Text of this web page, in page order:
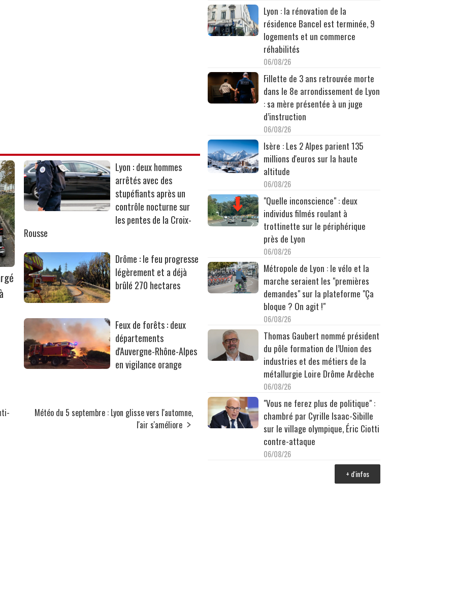
Lyon : deux hommes
arrêtés avec des
stupéfiants après un
contrôle nocturne sur
les pentes de la Croix-
Rousse
Drôme : le feu progresse
légèrement et a déjà
brûlé 270 hectares
Feux de forêts : deux
départements
d'Auvergne-Rhône-Alpes
en vigilance orange
Météo du 5 septembre : Lyon glisse vers l'automne,
l'air s'améliore
Lyon : la rénovation de la
résidence Bancel est terminée, 9
logements et un commerce
réhabilités
06/08/26
Fillette de 3 ans retrouvée morte
dans le 8e arrondissement de Lyon
: sa mère présentée à un juge
d’instruction
06/08/26
Isère : Les 2 Alpes parient 135
millions d'euros sur la haute
altitude
06/08/26
"Quelle inconscience" : deux
individus filmés roulant à
trottinette sur le périphérique
près de Lyon
06/08/26
Métropole de Lyon : le vélo et la
marche seraient les "premières
demandes" sur la plateforme "Ça
bloque ? On agit !"
06/08/26
Thomas Gaubert nommé président
du pôle formation de l’Union des
industries et des métiers de la
métallurgie Loire Drôme Ardèche
06/08/26
"Vous ne ferez plus de politique" :
chambré par Cyrille Isaac-Sibille
sur le village olympique, Éric Ciotti
contre-attaque
06/08/26
+ d'infos